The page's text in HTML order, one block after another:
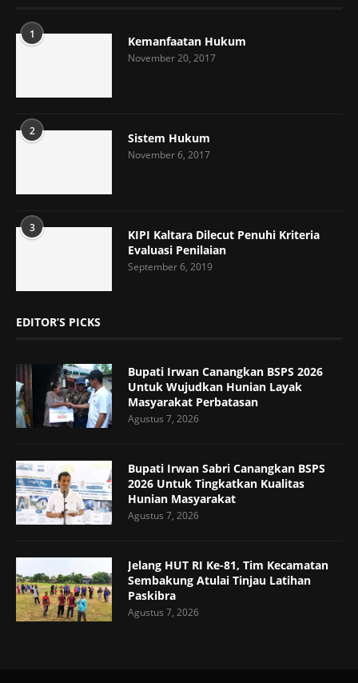
1 Kemanfaatan Hukum
November 20, 2017
2 Sistem Hukum
November 6, 2017
3
KIPI Kaltara Dilecut Penuhi Kriteria
Evaluasi Penilaian
September 6, 2019
EDITOR’S PICKS
Bupati Irwan Canangkan BSPS 2026
Untuk Wujudkan Hunian Layak
Masyarakat Perbatasan
Agustus 7, 2026
Bupati Irwan Sabri Canangkan BSPS
2026 Untuk Tingkatkan Kualitas
Hunian Masyarakat
Agustus 7, 2026
Jelang HUT RI Ke-81, Tim Kecamatan
Sembakung Atulai Tinjau Latihan
Paskibra
Agustus 7, 2026